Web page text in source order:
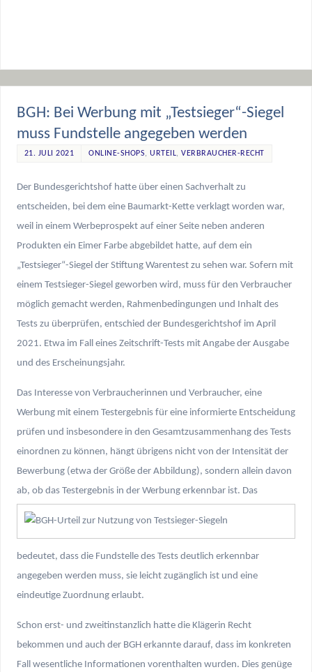
BGH: Bei Werbung mit „Testsieger“-Siegel
muss Fundstelle angegeben werden
21. JULI 2021 ONLINE-SHOPS,URTEIL,VERBRAUCHER-RECHT
Der Bundesgerichtshof hatte über einen Sachverhalt zu
entscheiden, bei dem eine Baumarkt-Kette verklagt worden war,
weil in einem Werbeprospekt auf einer Seite neben anderen
Produkten ein Eimer Farbe abgebildet hatte, auf dem ein
„Testsieger“-Siegel der Stiftung Warentest zu sehen war. Sofern mit
einem Testsieger-Siegel geworben wird, muss für den Verbraucher
möglich gemacht werden, Rahmenbedingungen und Inhalt des
Tests zu überprüfen, entschied der Bundesgerichtshof im April
2021. Etwa im Fall eines Zeitschrift-Tests mit Angabe der Ausgabe
und des Erscheinungsjahr.
Das Interesse von Verbraucherinnen und Verbraucher, eine
Werbung mit einem Testergebnis für eine informierte Entscheidung
prüfen und insbesondere in den Gesamtzusammenhang des Tests
einordnen zu können, hängt übrigens nicht von der Intensität der
Bewerbung (etwa der Größe der Abbildung), sondern allein davon
ab, ob das Testergebnis in der Werbung erkennbar ist. Das
bedeutet, dass die Fundstelle des Tests deutlich erkennbar
angegeben werden muss, sie leicht zugänglich ist und eine
eindeutige Zuordnung erlaubt.
Schon erst- und zweitinstanzlich hatte die Klägerin Recht
bekommen und auch der BGH erkannte darauf, dass im konkreten
Fall wesentliche Informationen vorenthalten wurden. Dies genüge